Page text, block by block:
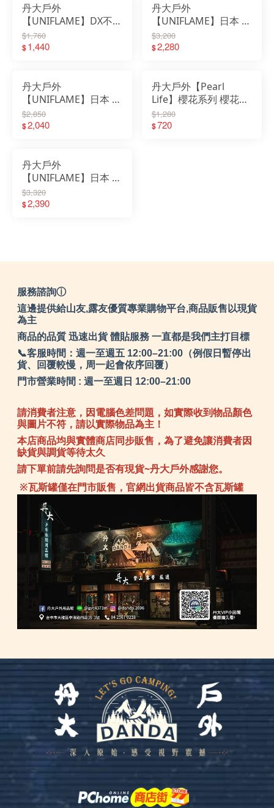
丹大戶外
【UNIFLAME】DX不失
敗煮飯鍋 小 U660331
｜炊具｜露營｜飯鍋｜
$1,760
$1,440
丹大戶外
【UNIFLAME】日本 折
疊三角煙燻烤箱
U665978｜野炊｜露營
$3,200
$2,280
丹大戶外
【UNIFLAME】日本 一
單位焚火爐 U682999
｜烤肉｜野炊｜露營｜
$2,850
$2,040
丹大戶外【Pearl
Life】櫻花系列 櫻花琺
瑯手沖壺1.1L HB-2135
｜琺瑯｜茶壺｜咖啡壺
$1,280
$720
丹大戶外
【UNIFLAME】日本 不
鏽鋼火箭爐 U682982
｜烤肉｜野炊｜露營｜
$3,320
$2,390
服務諮詢ⓘ
這邊提供給山友,露友優質專業購物平台,商品販售以現貨
為主
商品的品質 迅速出貨 體貼服務 一直都是我們主打目標
📞客服時間：週一至週五 12:00–21:00（例假日暫停出
貨、回覆較慢，周一起會依序回覆）
門市營業時間 : 週一至週日 12:00–21:00
請消費者注意，因電腦色差問題，如實際收到物品顏色
與圖片不符，請以實際物品為主！
本店商品均與實體商店同步販售，為了避免讓消費者因
缺貨與調貨等待太久
請下單前請先詢問是否有現貨~丹大戶外感謝您。
※瓦斯罐僅在門市販售，官網出貨商品皆不含瓦斯罐